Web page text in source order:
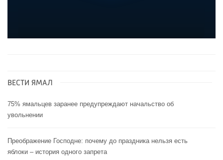
ВЕСТИ ЯМАЛ
75% ямальцев заранее предупреждают начальство об
увольнении
Преображение Господне: почему до праздника нельзя есть
яблоки – история одного запрета